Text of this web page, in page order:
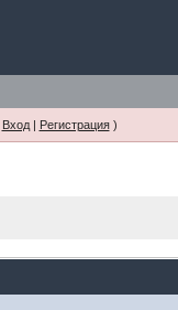
Вход| Регистрация)